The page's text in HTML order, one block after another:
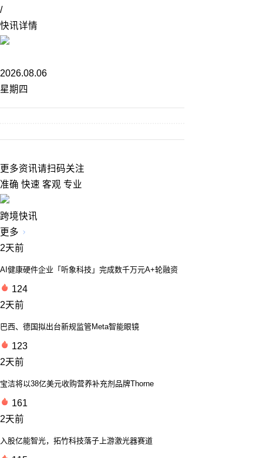
/
快讯详情
2026.08.06
星期四
更多资讯请扫码关注
准确 快速 客观 专业
跨境快讯
更多
2天前
AI健康硬件企业「听象科技」完成数千万元A+轮融资
124
2天前
巴西、德国拟出台新规监管Meta智能眼镜
123
2天前
宝洁将以38亿美元收购营养补充剂品牌Thorne
161
2天前
入股亿能智光，拓竹科技落子上游激光器赛道